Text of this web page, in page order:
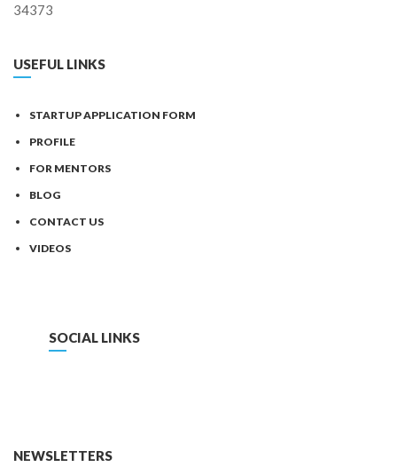
34373
USEFUL LINKS
STARTUP APPLICATION FORM
PROFILE
FOR MENTORS
BLOG
CONTACT US
VIDEOS
SOCIAL LINKS
NEWSLETTERS